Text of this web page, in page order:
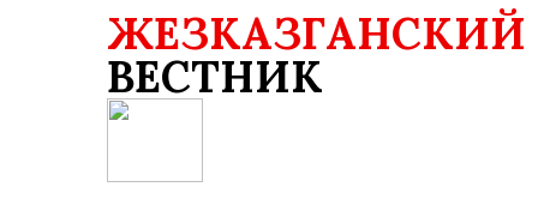
ЖЕЗКАЗГАНСКИЙ
ВЕСТНИК